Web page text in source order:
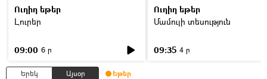
Ուղիղ եթեր
Լուրեր
09:00 6 ր
Ուղիղ եթեր
Մամուլի տեսություն
09:35 4 ր
Երեկ Այսօր Եթեր